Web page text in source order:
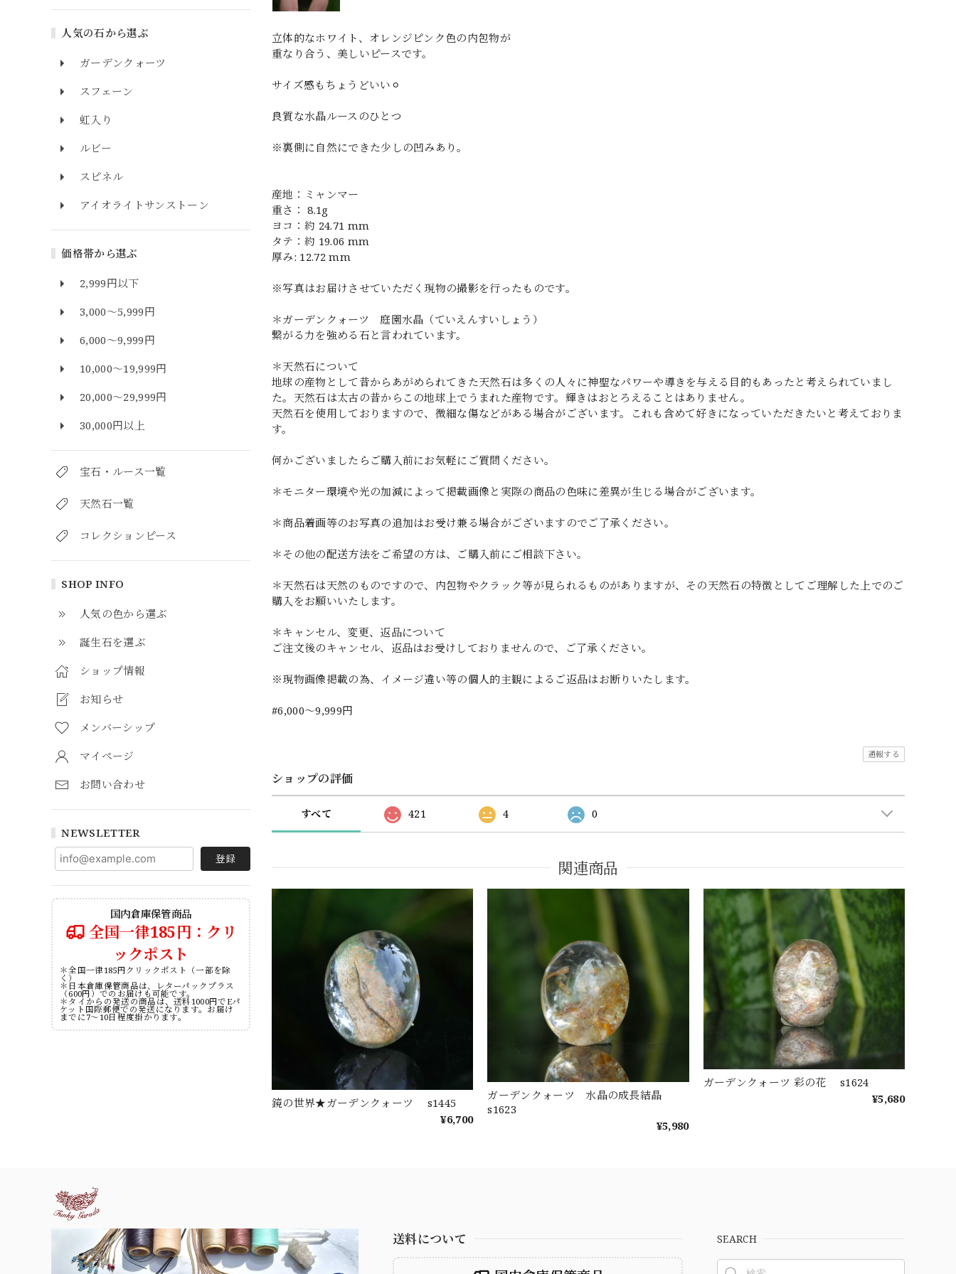
人気の石から選ぶ
ガーデンクォーツ
スフェーン
虹入り
ルビー
スピネル
アイオライトサンストーン
価格帯から選ぶ
2,999円以下
3,000～5,999円
6,000～9,999円
10,000～19,999円
20,000～29,999円
30,000円以上
宝石・ルース一覧
天然石一覧
コレクションピース
SHOP INFO
人気の色から選ぶ
誕生石を選ぶ
ショップ情報
お知らせ
メンバーシップ
マイページ
お問い合わせ
NEWSLETTER
登録
国内倉庫保管商品
全国一律185円：クリ
ックポスト
＊全国一律185円クリックポスト（一部を除
く）
＊日本倉庫保管商品は、レターパックプラス
（600円）でのお届けも可能です。
＊タイからの発送の商品は、送料1000円でEパ
ケット国際郵便での発送になります。お届け
までに7～10日程度掛かります。
立体的なホワイト、オレンジピンク色の内包物が
重なり合う、美しいピースです。
サイズ感もちょうどいい⚪︎
良質な水晶ルースのひとつ
※裏側に自然にできた少しの凹みあり。
産地：ミャンマー
重さ： 8.1g
ヨコ：約 24.71 mm
タテ：約 19.06 mm
厚み: 12.72 mm
※写真はお届けさせていただく現物の撮影を行ったものです。
＊ガーデンクォーツ 庭園水晶（ていえんすいしょう）
繋がる力を強める石と言われています。
＊天然石について
地球の産物として昔からあがめられてきた天然石は多くの人々に神聖なパワーや導きを与える目的もあったと考えられていまし
た。天然石は太古の昔からこの地球上でうまれた産物です。輝きはおとろえることはありません。
天然石を使用しておりますので、微細な傷などがある場合がございます。これも含めて好きになっていただきたいと考えておりま
す。
何かございましたらご購入前にお気軽にご質問ください。
＊モニター環境や光の加減によって掲載画像と実際の商品の色味に差異が生じる場合がございます。
＊商品着画等のお写真の追加はお受け兼る場合がございますのでご了承ください。
＊その他の配送方法をご希望の方は、ご購入前にご相談下さい。
＊天然石は天然のものですので、内包物やクラック等が見られるものがありますが、その天然石の特徴としてご理解した上でのご
購入をお願いいたします。
＊キャンセル、変更、返品について
ご注文後のキャンセル、返品はお受けしておりませんので、ご了承ください。
※現物画像掲載の為、イメージ違い等の個人的主観によるご返品はお断りいたします。
#6,000～9,999円
通報する
ショップの評価
すべて 421 4 0
関連商品
鏡の世界★ガーデンクォーツ s1445
¥6,700
ガーデンクォーツ 水晶の成長結晶
s1623
¥5,980
ガーデンクォーツ 彩の花 s1624
¥5,680
送料について SEARCH